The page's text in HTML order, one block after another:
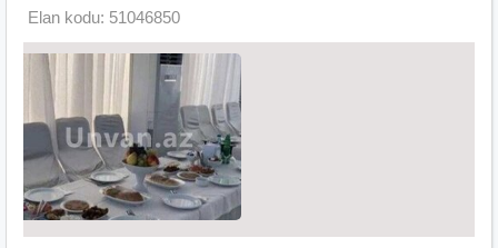
Elan kodu: 51046850